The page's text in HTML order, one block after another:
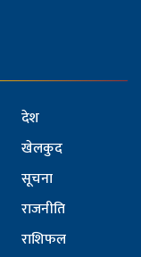
देश
खेलकुद
सूचना
राजनीति
राशिफल